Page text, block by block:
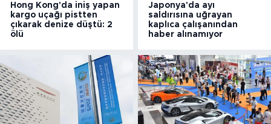
Hong Kong'da iniş yapan
kargo uçağı pistten
çıkarak denize düştü: 2
ölü
Japonya'da ayı
saldırısına uğrayan
kaplıca çalışanından
haber alınamıyor